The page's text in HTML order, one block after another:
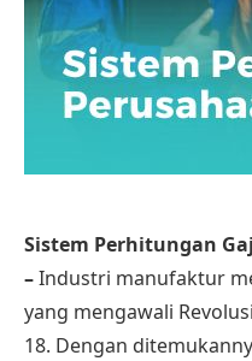
Sistem Perhitungan
–Industri manufaktur
yang mengawali
18. Dengan